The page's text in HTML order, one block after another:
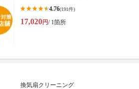
4.76(191件)
17,020円/ 1箇所
換気扇クリーニング